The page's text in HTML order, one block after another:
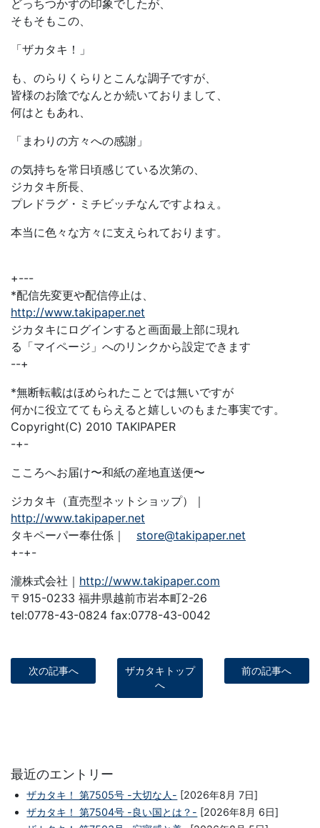
どっちつかずの印象でしたが、
そもそもこの、
「ザカタキ！」
も、のらりくらりとこんな調子ですが、
皆様のお陰でなんとか続いておりまして、
何はともあれ、
「まわりの方々への感謝」
の気持ちを常日頃感じている次第の、
ジカタキ所長、
プレドラグ・ミチビッチなんですよねぇ。
本当に色々な方々に支えられております。
+---
*配信先変更や配信停止は、
http://www.takipaper.net
ジカタキにログインすると画面最上部に現れ
る「マイページ」へのリンクから設定できます
--+
*無断転載はほめられたことでは無いですが
何かに役立ててもらえると嬉しいのもまた事実です。
Copyright(C) 2010 TAKIPAPER
-+-
こころへお届け〜和紙の産地直送便〜
ジカタキ（直売型ネットショップ）｜
http://www.takipaper.net
タキペーパー奉仕係｜ store@takipaper.net
+-+-
瀧株式会社｜ http://www.takipaper.com
〒915-0233 福井県越前市岩本町2-26
tel:0778-43-0824 fax:0778-43-0042
次の記事へ
ザカタキトップ
へ
前の記事へ
最近のエントリー
ザカタキ！ 第7505号 -大切な人- [2026年8月 7日]
ザカタキ！ 第7504号 -良い国とは？- [2026年8月 6日]